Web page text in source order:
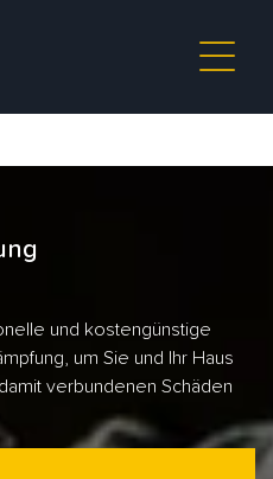
und kostengünstige
um Sie und Ihr Haus
verbundenen Schäden